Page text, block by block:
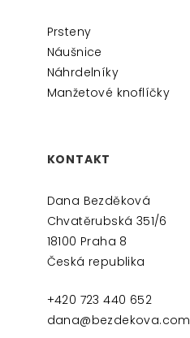
Prsteny
Náušnice
Náhrdelníky
Manžetové knoflíčky
KONTAKT
Dana Bezděková
Chvatěrubská 351/6
18100 Praha 8
Česká republika
+420 723 440 652
dana@bezdekova.com